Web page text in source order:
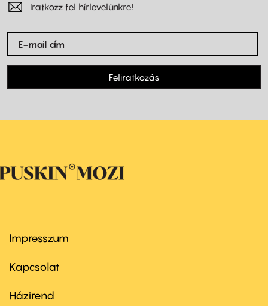
Iratkozz fel hírlevelünkre!
Feliratkozás
Footer
first
Impresszum
Kapcsolat
Footer
Házirend